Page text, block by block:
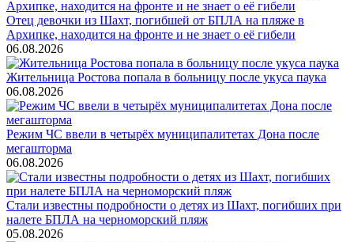
Отец девочки из Шахт, погибшей от БПЛА на пляже в
Архипке, находится на фронте и не знает о её гибели
06.08.2026
Жительница Ростова попала в больницу после укуса паука
06.08.2026
Режим ЧС ввели в четырёх муниципалитетах Дона после
мегашторма
06.08.2026
Стали известны подробности о детях из Шахт, погибших при
налете БПЛА на черноморский пляж
05.08.2026